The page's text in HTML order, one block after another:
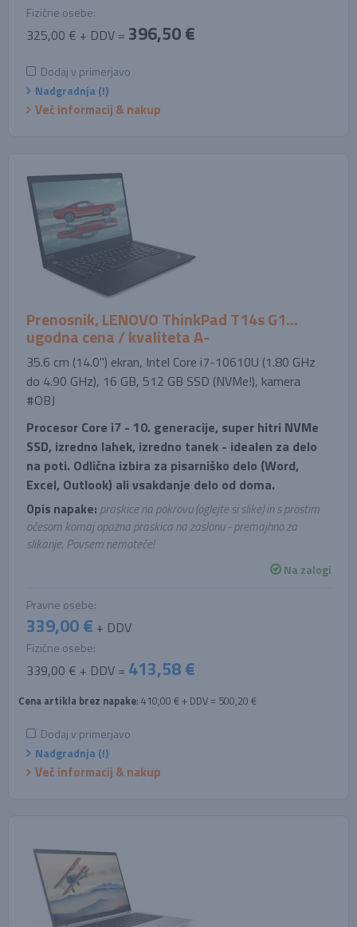
Fizične osebe:
325,00 € + DDV = 396,50 €
Dodaj v primerjavo
Nadgradnja (!)
Več informacij & nakup
Prenosnik, LENOVO ThinkPad T14s G1...
ugodna cena / kvaliteta A-
35.6 cm (14.0'') ekran, Intel Core i7-10610U (1.80 GHz
do 4.90 GHz), 16 GB, 512 GB SSD (NVMe!), kamera
#OBJ
Procesor Core i7 - 10. generacije, super hitri NVMe
SSD, izredno lahek, izredno tanek - idealen za delo
na poti. Odlična izbira za pisarniško delo (Word,
Excel, Outlook) ali vsakdanje delo od doma.
Opis napake: praskice na pokrovu (oglejte si slike) in s prostim
očesom komaj opazna praskica na zaslonu - premajhno za
slikanje. Povsem nemoteče!
Na zalogi
Pravne osebe:
339,00 € + DDV
Fizične osebe:
339,00 € + DDV = 413,58 €
Cena artikla brez napake: 410,00 € + DDV = 500,20 €
Dodaj v primerjavo
Nadgradnja (!)
Več informacij & nakup